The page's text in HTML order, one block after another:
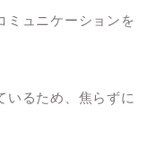
ミュニケーションを
いるため、焦らずに